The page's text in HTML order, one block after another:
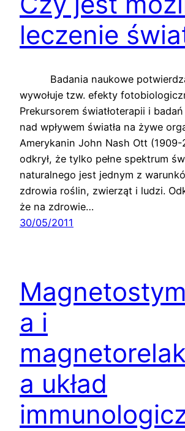
leczenie
Badania naukowe
wywołuje tzw. efekty
Prekursorem światłoterapii i
nad wpływem światła na żywe
Amerykanin John Nash Ott (1909-
odkrył, że tylko pełne spektrum
naturalnego jest jednym z
zdrowia roślin, zwierząt i ludzi.
że na zdrowie…
30/05/2011
a i
a układ